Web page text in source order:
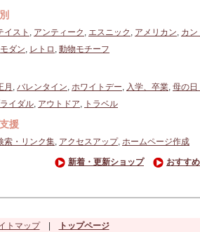
イスト , アンティーク , エスニック , アメリカン, カン
モダン, レトロ , 動物モチーフ
月 , バレンタイン, ホワイトデー, 入学、卒業, 母の日
イダル, アウトドア, トラベル
援
索・リンク集, アクセスアップ, ホームページ作成
新着・更新ショップ おすす
トマップ| トップページ